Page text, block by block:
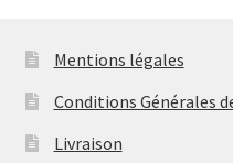
Mentions légales
Conditions Générales
Livraison